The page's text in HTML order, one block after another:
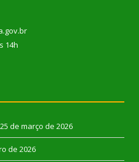
14h
25 de março de 2026
de 2026